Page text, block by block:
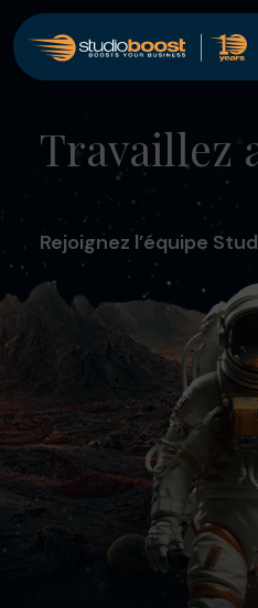
Travaillez
Rejoignez l’équipe